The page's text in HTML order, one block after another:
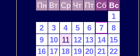
Пн Вт Ср Чт Пт Сб Вс
1
2
3 4 5 6 7
8
9
10 11 12 13 14 15
16 17 18 19 20 21 22